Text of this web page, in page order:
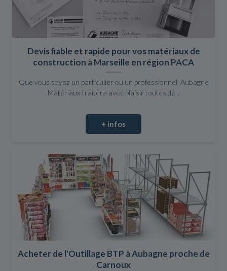
Devis fiable et rapide pour vos matériaux de
construction à Marseille en région PACA
Que vous soyez un particulier ou un professionnel, Aubagne
Matériaux traitera avec plaisir toutes de...
+ infos
Acheter de l'Outillage BTP à Aubagne proche de
Carnoux